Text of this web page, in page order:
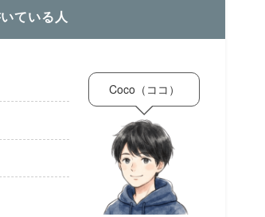
ている人
Coco（ココ）